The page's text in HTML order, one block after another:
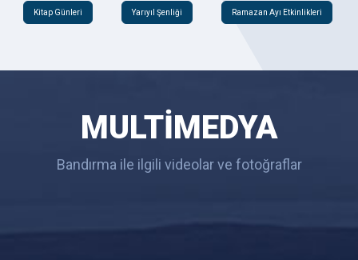
Kitap Günleri Yarıyıl Şenliği Ramazan Ayı Etkinlikleri
MULTİMEDYA
Bandırma ile ilgili videolar ve fotoğraflar